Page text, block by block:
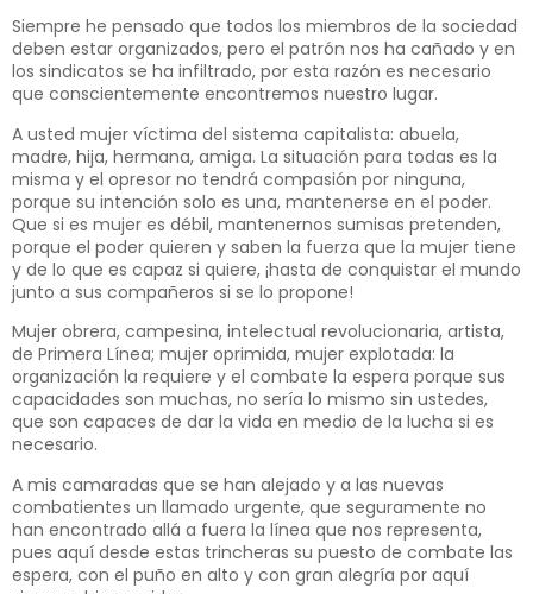
Siempre he pensado que todos los miembros de la sociedad
deben estar organizados, pero el patrón nos ha cañado y en
los sindicatos se ha infiltrado, por esta razón es necesario
que conscientemente encontremos nuestro lugar.
A usted mujer víctima del sistema capitalista: abuela,
madre, hija, hermana, amiga. La situación para todas es la
misma y el opresor no tendrá compasión por ninguna,
porque su intención solo es una, mantenerse en el poder.
Que si es mujer es débil, mantenernos sumisas pretenden,
porque el poder quieren y saben la fuerza que la mujer tiene
y de lo que es capaz si quiere, ¡hasta de conquistar el mundo
junto a sus compañeros si se lo propone!
Mujer obrera, campesina, intelectual revolucionaria, artista,
de Primera Línea; mujer oprimida, mujer explotada: la
organización la requiere y el combate la espera porque sus
capacidades son muchas, no sería lo mismo sin ustedes,
que son capaces de dar la vida en medio de la lucha si es
necesario.
A mis camaradas que se han alejado y a las nuevas
combatientes un llamado urgente, que seguramente no
han encontrado allá a fuera la línea que nos representa,
pues aquí desde estas trincheras su puesto de combate las
espera, con el puño en alto y con gran alegría por aquí